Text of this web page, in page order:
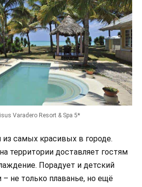
Varadero Resort & Spa 5*
из самых красивых в городе.
территории доставляет гостям
Порадует и детский
– не только плаванье, но ещё